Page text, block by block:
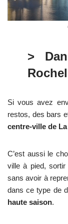
>
Si vous avez
restos, des bars
centre-ville de
C’est aussi le
ville à pied,
sans avoir à
dans ce type de
haute saison.